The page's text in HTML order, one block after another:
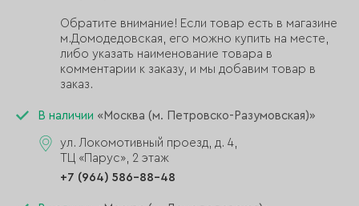
Обратите внимание! Если товар есть в магазине
м.Домодедовская, его можно купить на месте,
либо указать наименование товара в
комментарии к заказу, и мы добавим товар в
заказ.
В наличии «Москва (м. Петровско-Разумовская)»
ул. Локомотивный проезд, д. 4,
ТЦ «Парус», 2 этаж
+7 (964) 586-88-48